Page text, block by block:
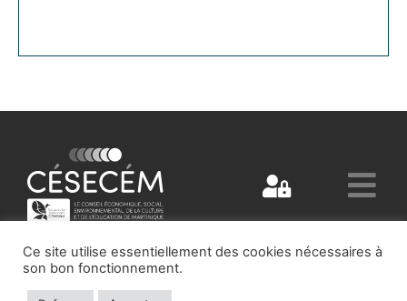
Ce site utilise essentiellement des cookies nécessaires à
son bon fonctionnement.